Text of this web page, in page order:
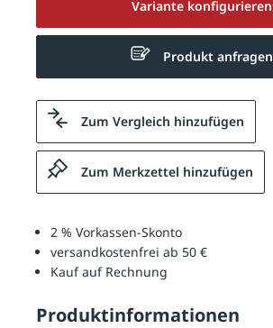
Variante konfigurieren
Produkt anfragen
Zum Vergleich hinzufügen
Zum Merkzettel hinzufügen
2 % Vorkassen-Skonto
versandkostenfrei ab 50 €
Kauf auf Rechnung
Produktinformationen